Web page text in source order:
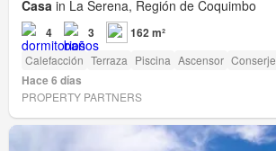
Casa in La Serena, Región de Coquimbo
4 3 162 m²
Calefacción Terraza Piscina Ascensor Conserje
Hace 6 días
PROPERTY PARTNERS